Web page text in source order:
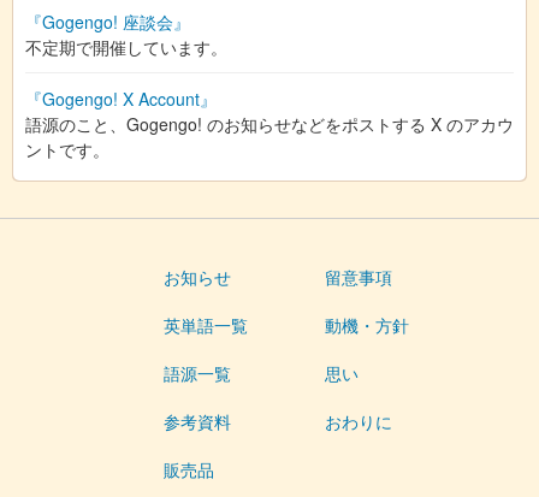
『Gogengo! 座談会』
不定期で開催しています。
『Gogengo! X Account』
語源のこと、Gogengo! のお知らせなどをポストする X のアカウ
ントです。
お知らせ
英単語一覧
語源一覧
参考資料
販売品
留意事項
動機・方針
思い
おわりに